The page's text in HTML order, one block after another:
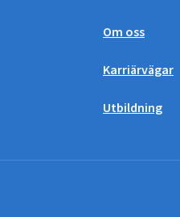
Om oss
Karriärvägar
Utbildning